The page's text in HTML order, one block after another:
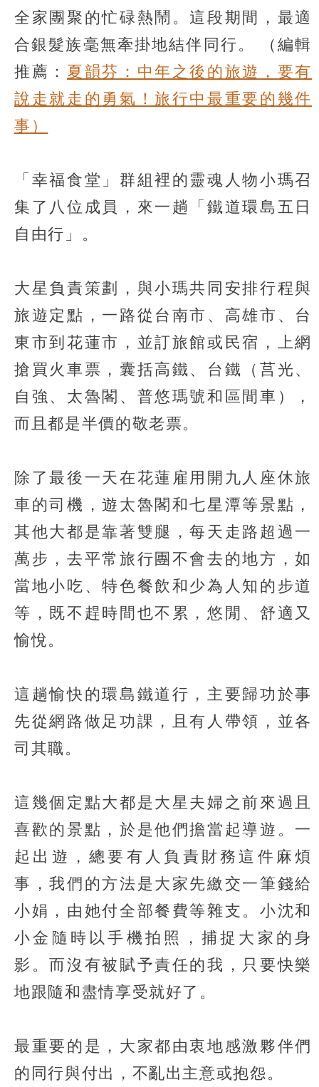
全家團聚的忙碌熱鬧。這段期間，最適
合銀髮族毫無牽掛地結伴同行。
（編輯
推薦： 夏韻芬：中年之後的旅遊，要有
說走就走的勇氣！旅行中最重要的幾件
事）
「幸福食堂」群組裡的靈魂人物小瑪召
集了八位成員，來一趟「鐵道環島五日
自由行」。
大星負責策劃，與小瑪共同安排行程與
旅遊定點，一路從台南市、高雄市、台
東市到花蓮市，並訂旅館或民宿，上網
搶買火車票，囊括高鐵、台鐵（莒光、
自強、太魯閣、普悠瑪號和區間車），
而且都是半價的敬老票。
除了最後一天在花蓮雇用開九人座休旅
車的司機，遊太魯閣和七星潭等景點，
其他大都是靠著雙腿，每天走路超過一
萬步，去平常旅行團不會去的地方，如
當地小吃、特色餐飲和少為人知的步道
等，既不趕時間也不累，悠閒、舒適又
愉悅。
這趟愉快的環島鐵道行，主要歸功於事
先從網路做足功課，且有人帶領，並各
司其職。
這幾個定點大都是大星夫婦之前來過且
喜歡的景點，於是他們擔當起導遊。一
起出遊，總要有人負責財務這件麻煩
事，我們的方法是大家先繳交一筆錢給
小娟，由她付全部餐費等雜支。小沈和
小金隨時以手機拍照，捕捉大家的身
影。而沒有被賦予責任的我，只要快樂
地跟隨和盡情享受就好了。
最重要的是，大家都由衷地感激夥伴們
的同行與付出，不亂出主意或抱怨。